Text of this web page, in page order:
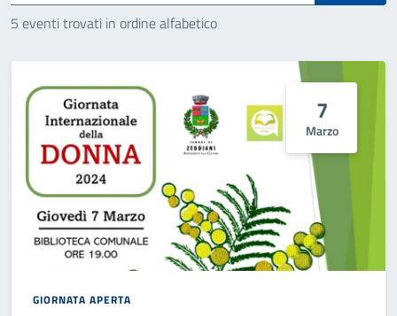
5 eventi trovati in ordine alfabetico
7
Marzo
GIORNATA APERTA